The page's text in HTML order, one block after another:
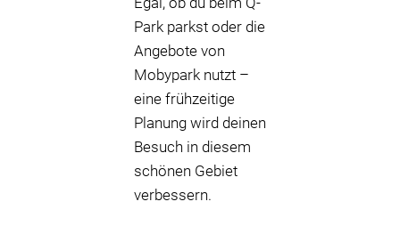
Park parkst oder die
Angebote von
Mobypark nutzt –
eine frühzeitige
Planung wird deinen
Besuch in diesem
schönen Gebiet
verbessern.